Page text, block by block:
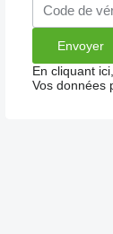
En cliquant
Vos données